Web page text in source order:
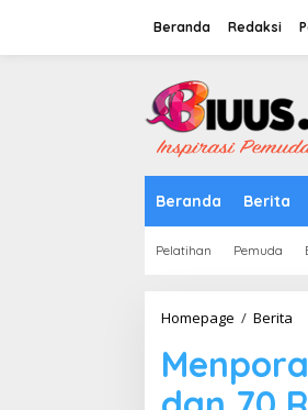
Beranda Redaksi
Beranda Berita
Pelatihan Pemuda
Homepage / Berita